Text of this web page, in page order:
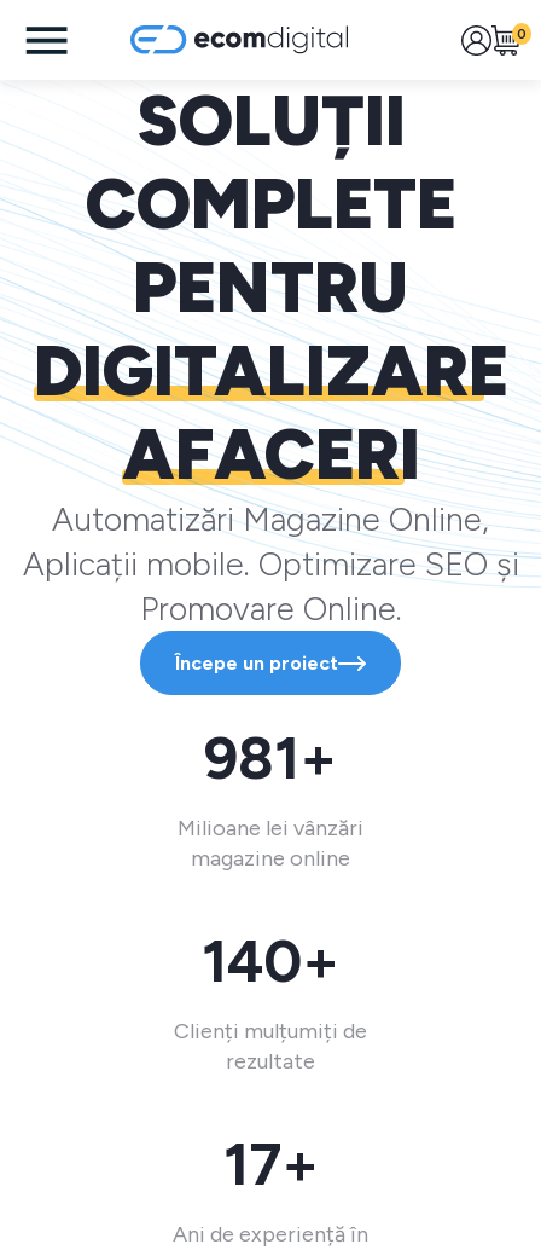
0
SOLUȚII
COMPLETE
PENTRU
DIGITALIZARE
AFACERI
Automatizări Magazine Online,
Aplicații mobile. Optimizare SEO și
Promovare Online.
Începe un proiect
981+
Milioane lei vânzări
magazine online
140+
Clienți mulțumiți de
rezultate
17+
Ani de experiență în